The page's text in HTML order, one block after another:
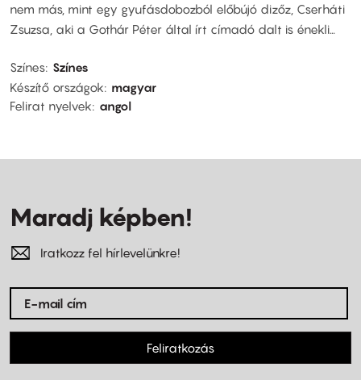
nem más, mint egy gyufásdobozból előbújó dizőz, Cserháti
Zsuzsa, aki a Gothár Péter által írt címadó dalt is énekli…
Színes Színes
Készítő országok
magyar
Felirat nyelvek
angol
Maradj képben!
Iratkozz fel hírlevelünkre!
Feliratkozás